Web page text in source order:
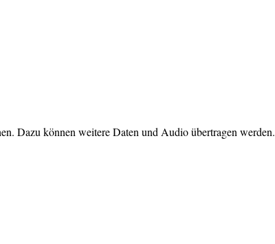
Dazu können weitere Daten und Audio übertragen werden.